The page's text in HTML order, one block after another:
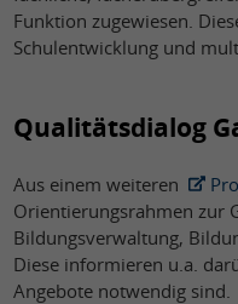
Funktion zugewiesen.
Schulentwicklung und
Qualitätsdialog
Aus einem weiteren
Orientierungsrahmen zur
Bildungsverwaltung,
Diese informieren u.a.
Angebote notwendig sind.